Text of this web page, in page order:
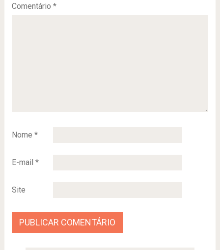
Comentário *
Nome *
E-mail *
Site